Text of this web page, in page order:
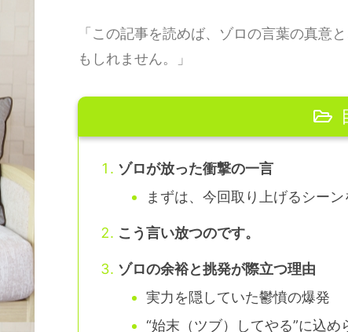
「この記事を読めば、ゾロの言葉の真意
もしれません。」
ゾロが放った衝撃の一言
まずは、今回取り上げるシーン
こう言い放つのです。
ゾロの余裕と挑発が際立つ理由
実力を隠していた鬱憤の爆発
“始末（ツブ）してやる”に込め